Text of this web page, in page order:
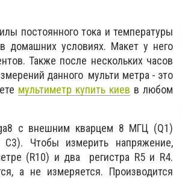
постоянного тока и температуры
домашних условиях. Макет у него
Также после нескольких часов
данного мульти метра - это
мультиметр купить киев в любом
с внешним кварцем 8 МГЦ (Q1)
Чтобы измерить напряжение,
(R10) и два регистра R5 и R4.
а не измеряется. Производится